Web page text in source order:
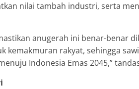
nilai tambah industri, serta
anugerah ini benar-benar
kemakmuran rakyat, sehingga
Indonesia Emas 2045,”